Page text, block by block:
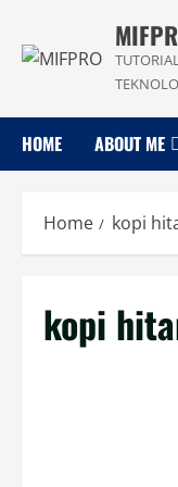
content
HOME ABOUT ME
Home kopi
kopi